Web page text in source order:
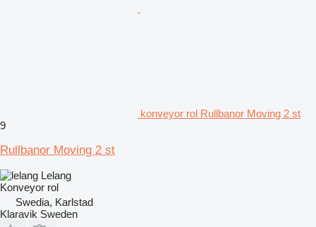
konveyor rol Rullbanor Moving 2 st
9
Rullbanor Moving 2 st
Lelang
Konveyor rol
Swedia, Karlstad
Klaravik Sweden